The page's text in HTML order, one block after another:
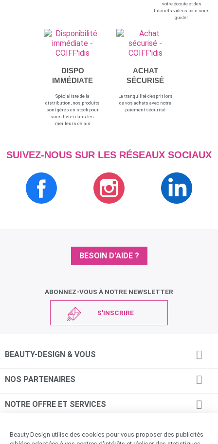
votre écoute et des
tutoriels vidéos pour vous
guider
DISPO
IMMÉDIATE
Spécialiste de la
distribution, nos produits
sont gérés en stock pour
vous livrer dans les
meilleurs délais
ACHAT
SÉCURISÉ
La tranquilité d'esprit lors
de vos achats avec notre
paiement sécurisé
SUIVEZ-NOUS SUR LES RÉSEAUX SOCIAUX
BESOIN D'AIDE ?
ABONNEZ-VOUS À NOTRE NEWSLETTER
S'INSCRIRE
BEAUTY-DESIGN & VOUS 
NOS PARTENAIRES 
NOTRE OFFRE ET SERVICES 
